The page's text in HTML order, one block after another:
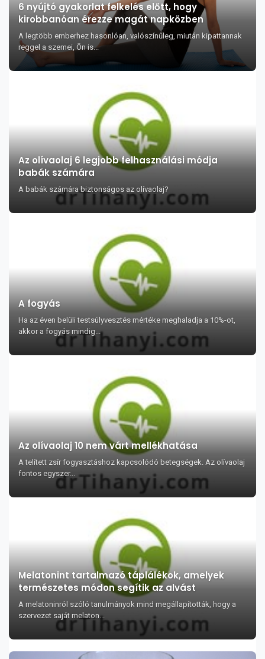
6 nyújtó gyakorlat felkelés előtt, hogy
kirobbanóan érezze magát napközben
A legtöbb emberhez hasonlóan, valószínűleg, miután kipattannak
reggel a szemei, Ön is...
Az olívaolaj 6 legjobb felhasználási módja
babák számára
A babák számára biztonságos az olívaolaj?
A fogyás
Ha az éven belüli testsúlyvesztés mértéke meghaladja a 10%-ot,
akkor a fogyás mindig...
Az olívaolaj 10 nem várt mellékhatása
A telített zsír fogyasztáshoz kapcsolódó betegségek. Az olívaolaj
fontos egyszer...
Melatonint tartalmazó táplálékok, amelyek
természetes módon segítik az alvást
A melatoninról szóló tanulmányok mind megállapították, hogy a
szervezet saját melaton...